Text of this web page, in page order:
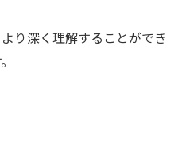
り深く理解することができ